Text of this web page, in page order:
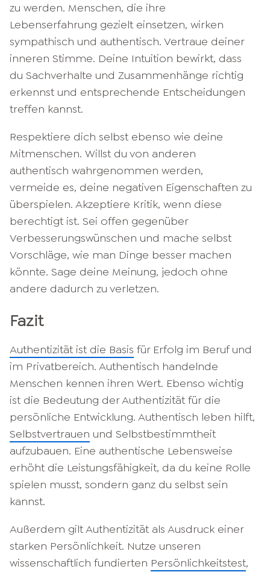
zu werden. Menschen, die ihre
Lebenserfahrung gezielt einsetzen, wirken
sympathisch und authentisch. Vertraue deiner
inneren Stimme. Deine Intuition bewirkt, dass
du Sachverhalte und Zusammenhänge richtig
erkennst und entsprechende Entscheidungen
treffen kannst.
Respektiere dich selbst ebenso wie deine
Mitmenschen. Willst du von anderen
authentisch wahrgenommen werden,
vermeide es, deine negativen Eigenschaften zu
überspielen. Akzeptiere Kritik, wenn diese
berechtigt ist. Sei offen gegenüber
Verbesserungswünschen und mache selbst
Vorschläge, wie man Dinge besser machen
könnte. Sage deine Meinung, jedoch ohne
andere dadurch zu verletzen.
Fazit
Authentizität ist die Basis für Erfolg im Beruf und
im Privatbereich. Authentisch handelnde
Menschen kennen ihren Wert. Ebenso wichtig
ist die Bedeutung der Authentizität für die
persönliche Entwicklung. Authentisch leben hilft,
Selbstvertrauen und Selbstbestimmtheit
aufzubauen. Eine authentische Lebensweise
erhöht die Leistungsfähigkeit, da du keine Rolle
spielen musst, sondern ganz du selbst sein
kannst.
Außerdem gilt Authentizität als Ausdruck einer
starken Persönlichkeit. Nutze unseren
wissenschaftlich fundierten Persönlichkeitstest,